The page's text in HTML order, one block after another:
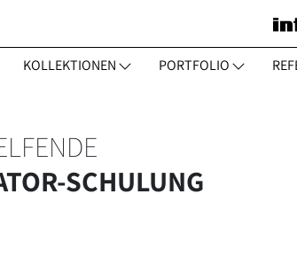
KOLLEKTIONEN
PORTFOLIO
SCHULUNG